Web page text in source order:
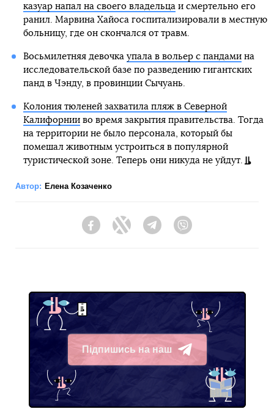
казуар напал на своего владельцаи смертельно его
ранил. Марвина Хайоса госпитализировали в местную
больницу, где он скончался от травм.
Восьмилетняя девочка упала в вольер с пандамина
исследовательской базе по разведению гигантских
панд в Чэнду, в провинции Сычуань.
Колония тюленей захватила пляж в Северной
Калифорнииво время закрытия правительства. Тогда
на территории не было персонала, который бы
помешал животным устроиться в популярной
туристической зоне. Теперь они никуда не уйдут.
Автор: Елена Козаченко
FacebookTwitter Telegram
Підпишись на наш
Telegram